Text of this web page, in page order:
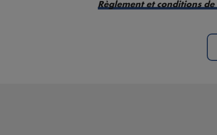
Règlement et conditions